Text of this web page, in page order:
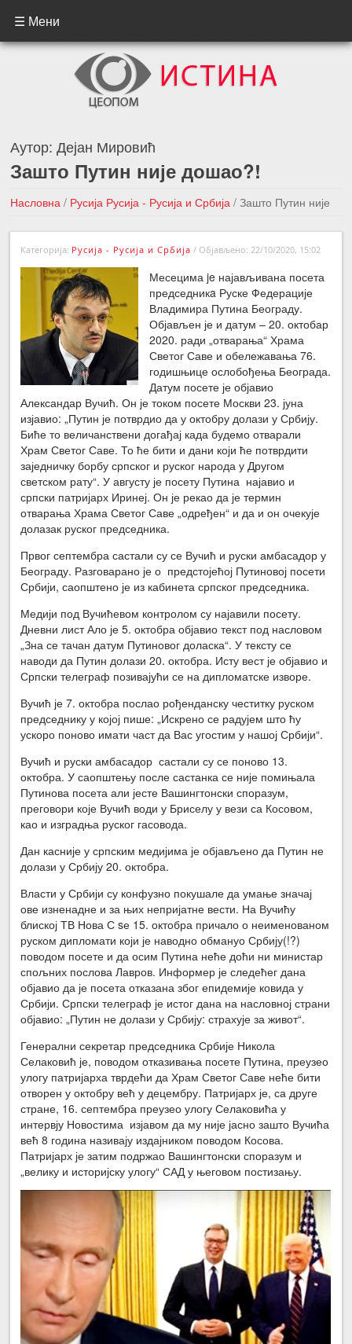
☰ Мени
Аутор:Дејан Мировић
Зашто Путин није дошао?!
Насловна / Русија Русија - Русија и Србија / Зашто Путин није
дошао?!
←Претходна вест
Следећа вест →
Категорија: Русија - Русија и Србија / Објављено: 22/10/2020, 15:02
Месецима je најављивана посета
председникa Руске Федерације
Владимира Путина Београду.
Објављен је и датум – 20. октобар
2020. ради „отварања“ Храма
Светог Саве и обележавања 76.
годишњице ослобођења Београда.
Датум посете је објавио
Александар Вучић. Он је током посете Москви 23. јуна
изјавио: „Путин је потврдио да у октобру долази у Србију.
Биће то величанствени догађај када будемо отварали
Храм Светог Саве. То ће бити и дани који ће потврдити
заједничку борбу српског и руског народа у Другом
светском рату“. У августу је посету Путина најавио и
српски патријарх Иринеј. Он је рекао да је термин
отварања Храма Светог Саве „одређен“ и да и он очекује
долазак руског председника.
Првог септембра састали су се Вучић и руски амбасадор у
Београду. Разговарано је о предстојећој Путиновој посети
Србији, саопштено је из кабинета српског председника.
Медији под Вучићевом контролом су најавили посету.
Дневни лист Ало је 5. октобра објавио текст под насловом
„Зна се тачан датум Путиновог доласка“. У тексту се
наводи да Путин долази 20. октобра. Исту вест је објавио и
Српски телеграф позивајући се на дипломатске изворе.
Вучић је 7. октобра послао рођенданску честитку руском
председнику у којој пише: „Искрено се радујем што ћу
ускоро поново имати част да Вас угостим у нашој Србији“.
Вучић и руски амбасадор састали су се поново 13.
октобра. У саопштењу после састанка се није помињала
Путинова посета али јесте Вашингтонски споразум,
преговори које Вучић води у Бриселу у вези са Косовом,
као и изградња руског гасовода.
Дан касније у српским медијима је објављено да Путин не
долази у Србију 20. октобра.
Власти у Србији су конфузно покушале да умање значај
ове изненадне и за њих непријатне вести. На Вучићу
блиској ТВ Нова С sе 15. октобра причало о неименованом
руском дипломати који је наводно обмануо Србију(!?)
поводом посете и да осим Путина неће доћи ни министар
спољних послова Лавров. Информер је следећег дана
објавио да је посета отказана због епидемије ковида у
Србији. Српски телеграф је истог дана на насловној страни
објавио: „Путин не долази у Србију: страхује за живот“.
Генерални секретар председника Србије Никола
Селаковић је, поводом отказивања посете Путина, преузео
улогу патријарха тврдећи да Храм Светог Саве неће бити
отворен у октобру већ у децембру. Патријарх је, са друге
стране, 16. септембра преузео улогу Селаковића у
интервју Новостима изјавом да му није јасно зашто Вучића
већ 8 година називају издајником поводом Косова.
Патријарх је затим подржао Вашингтонски споразум и
„велику и историјску улогу“ САД у његовом постизању.